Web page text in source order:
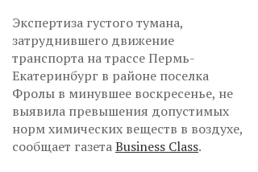
Экспертиза густого тумана,
затруднившего движение
транспорта на трассе Пермь-
Екатеринбург в районе поселка
Фролы в минувшее воскресенье, не
выявила превышения допустимых
норм химических веществ в воздухе,
сообщает газетаBusiness Class.